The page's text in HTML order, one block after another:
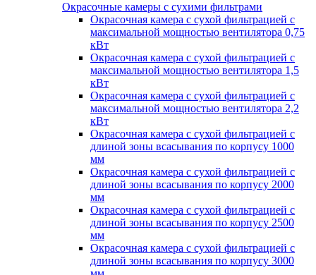
Окрасочные камеры с сухими фильтрами
Окрасочная камера с сухой фильтрацией с
максимальной мощностью вентилятора 0,75
кВт
Окрасочная камера с сухой фильтрацией с
максимальной мощностью вентилятора 1,5
кВт
Окрасочная камера с сухой фильтрацией с
максимальной мощностью вентилятора 2,2
кВт
Окрасочная камера с сухой фильтрацией с
длиной зоны всасывания по корпусу 1000
мм
Окрасочная камера с сухой фильтрацией с
длиной зоны всасывания по корпусу 2000
мм
Окрасочная камера с сухой фильтрацией с
длиной зоны всасывания по корпусу 2500
мм
Окрасочная камера с сухой фильтрацией с
длиной зоны всасывания по корпусу 3000